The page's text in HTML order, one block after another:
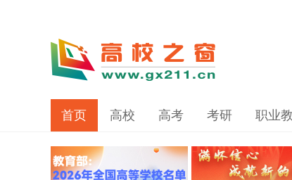
首页 高校 高考 考研 职业